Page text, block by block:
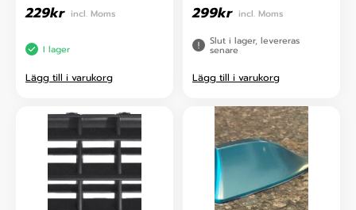
229kr incl. Moms
I lager
Lägg till i varukorg
299kr incl. Moms
Slut i lager, levereras
senare
Lägg till i varukorg